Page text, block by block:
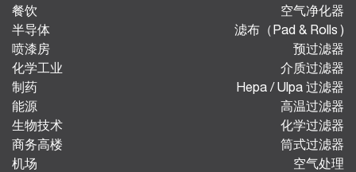
餐饮
半导体
喷漆房
化学工业
制药
能源
生物技术
商务高楼
机场
空气净化器
滤布（Pad & Rolls )
预过滤器
介质过滤器
Hepa / Ulpa 过滤器
高温过滤器
化学过滤器
筒式过滤器
空气处理